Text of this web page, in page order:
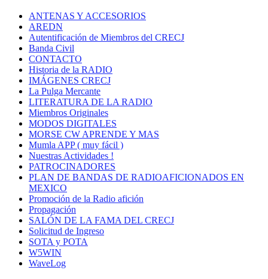
ANTENAS Y ACCESORIOS
AREDN
Autentificación de Miembros del CRECJ
Banda Civil
CONTACTO
Historia de la RADIO
IMÁGENES CRECJ
La Pulga Mercante
LITERATURA DE LA RADIO
Miembros Originales
MODOS DIGITALES
MORSE CW APRENDE Y MAS
Mumla APP ( muy fácil )
Nuestras Actividades !
PATROCINADORES
PLAN DE BANDAS DE RADIOAFICIONADOS EN
MEXICO
Promoción de la Radio afición
Propagación
SALÓN DE LA FAMA DEL CRECJ
Solicitud de Ingreso
SOTA y POTA
W5WIN
WaveLog